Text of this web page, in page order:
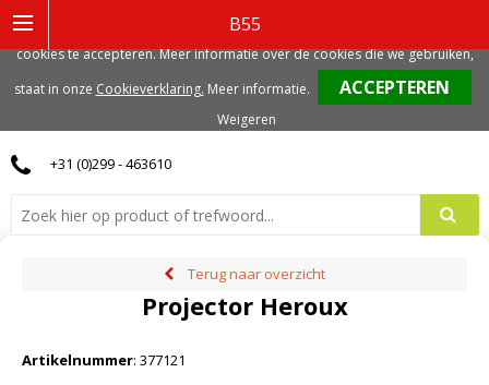
B55
0
+31 (0)299 - 463610
Terug naar overzicht
Projector Heroux
Artikelnummer: 377121
gerelateerde cookies. Voor de beste gebruikerservaring, adviseren we deze
cookies te accepteren. Meer informatie over de cookies die we gebruiken,
staat in onze Cookieverklaring. Meer informatie.
Weigeren